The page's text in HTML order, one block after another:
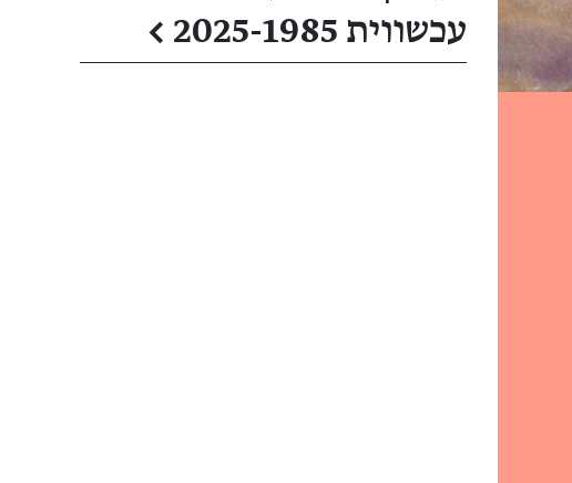
עכשווית 2025-1985
←